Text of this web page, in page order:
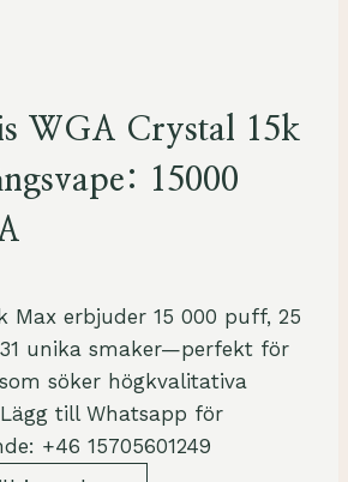
WGA Crystal 15k
15000
Max erbjuder 15 000 puff, 25
unika smaker—perfekt för
söker högkvalitativa
till Whatsapp för
+46 15705601249